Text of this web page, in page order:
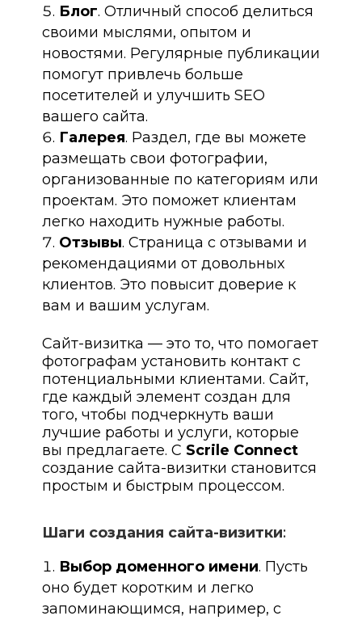
Блог. Отличный способ делиться
своими мыслями, опытом и
новостями. Регулярные публикации
помогут привлечь больше
посетителей и улучшить SEO
вашего сайта.
Галерея. Раздел, где вы можете
размещать свои фотографии,
организованные по категориям или
проектам. Это поможет клиентам
легко находить нужные работы.
Отзывы. Страница с отзывами и
рекомендациями от довольных
клиентов. Это повысит доверие к
вам и вашим услугам.
Сайт-визитка — это то, что помогает
фотографам установить контакт с
потенциальными клиентами. Сайт,
где каждый элемент создан для
того, чтобы подчеркнуть ваши
лучшие работы и услуги, которые
вы предлагаете. С Scrile Connect
создание сайта-визитки становится
простым и быстрым процессом.
Шаги создания сайта-визитки:
Выбор доменного имени. Пусть
оно будет коротким и легко
запоминающимся, например, с